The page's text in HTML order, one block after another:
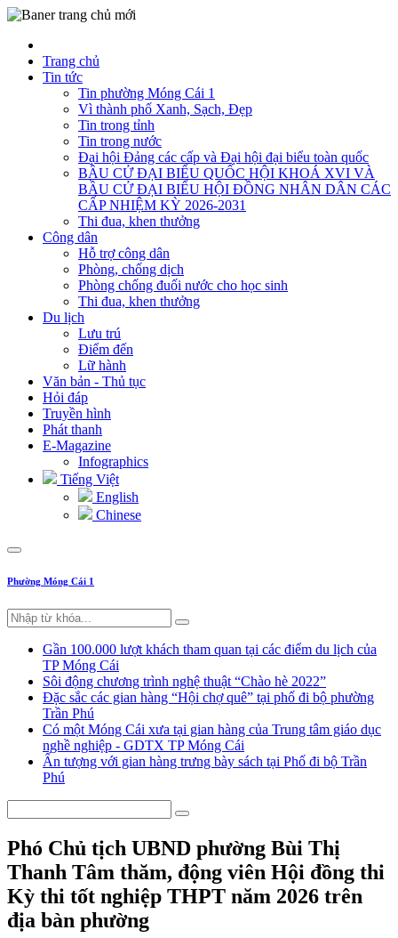
Trang chủ
Tin tức
Tin phường Móng Cái 1
Vì thành phố Xanh, Sạch, Đẹp
Tin trong tỉnh
Tin trong nước
Đại hội Đảng các cấp và Đại hội đại biểu toàn quốc
BẦU CỬ ĐẠI BIỂU QUỐC HỘI KHOÁ XVI VÀ
BẦU CỬ ĐẠI BIỂU HỘI ĐỒNG NHÂN DÂN CÁC
CẤP NHIỆM KỲ 2026-2031
Thi đua, khen thưởng
Công dân
Hỗ trợ công dân
Phòng, chống dịch
Phòng chống đuối nước cho học sinh
Thi đua, khen thưởng
Du lịch
Lưu trú
Điểm đến
Lữ hành
Văn bản - Thủ tục
Hỏi đáp
Truyền hình
Phát thanh
E-Magazine
Infographics
Tiếng Việt
English
Chinese
Phường Móng Cái 1
Gần 100.000 lượt khách tham quan tại các điểm du lịch của
TP Móng Cái
Sôi động chương trình nghệ thuật “Chào hè 2022”
Đặc sắc các gian hàng “Hội chợ quê” tại phố đi bộ phường
Trần Phú
Có một Móng Cái xưa tại gian hàng của Trung tâm giáo dục
nghề nghiệp - GDTX TP Móng Cái
Ấn tượng với gian hàng trưng bày sách tại Phố đi bộ Trần
Phú
Phó Chủ tịch UBND phường Bùi Thị
Thanh Tâm thăm, động viên Hội đồng thi
Kỳ thi tốt nghiệp THPT năm 2026 trên
địa bàn phường